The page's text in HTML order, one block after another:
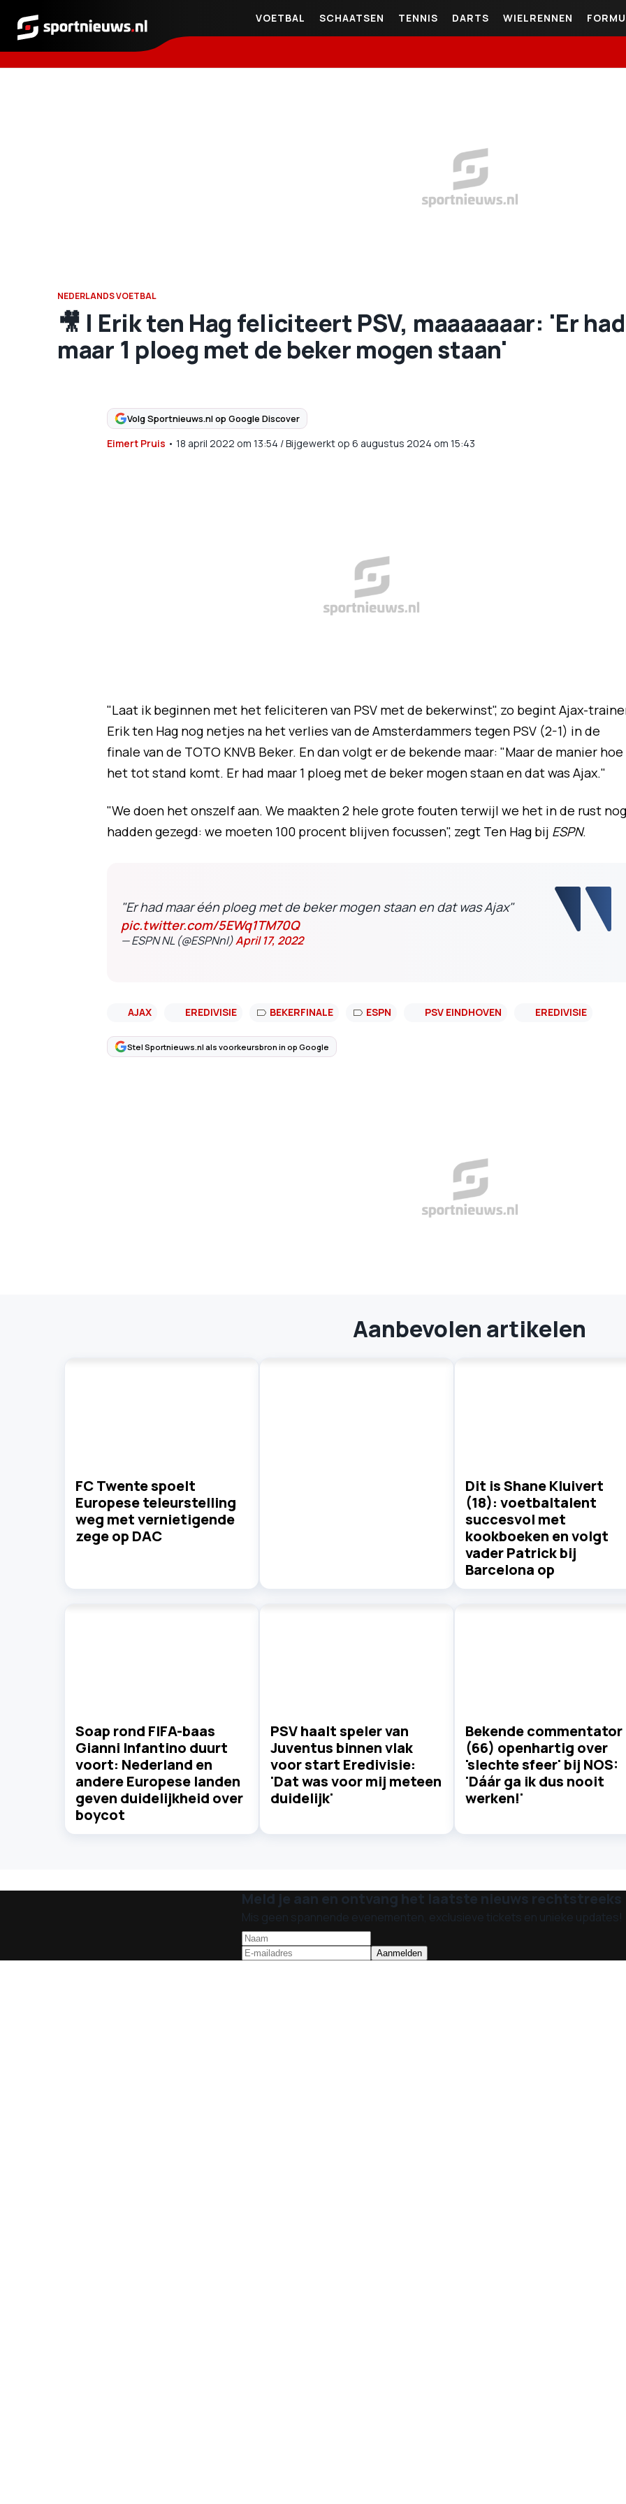
Sportnieuws.nl
VOETBAL SCHAATSEN TENNIS DARTS WIELRENNEN
NEDERLANDS VOETBAL
🎥 | Erik ten Hag feliciteert PSV, maaaaaaar: 'Er had
maar 1 ploeg met de beker mogen staan'
Volg Sportnieuws.nl op Google Discover
Eimert Pruis • 18 april 2022 om 13:54 /Bijgewerkt op 6 augustus 2024 om 15:43
"Laat ik beginnen met het feliciteren van PSV met de bekerwinst", zo begint Ajax-
Erik ten Hag nog netjes na het verlies van de Amsterdammers tegen PSV (2-1) in de
finale van de TOTO KNVB Beker. En dan volgt er de bekende maar: "Maar de manier hoe
het tot stand komt. Er had maar 1 ploeg met de beker mogen staan en dat was Ajax."
"We doen het onszelf aan. We maakten 2 hele grote fouten terwijl we het in de rust nog
hadden gezegd: we moeten 100 procent blijven focussen", zegt Ten Hag bij ESPN.
"Er had maar één ploeg met de beker mogen staan en dat was Ajax"
pic.twitter.com/5EWq1TM70Q
— ESPN NL (@ESPNnl)April 17, 2022
AJAX EREDIVISIE BEKERFINALE ESPN PSV EINDHOVEN EREDIVISIE
Stel Sportnieuws.nl als voorkeursbron in op Google
Aanbevolen artikelen
FC Twente spoelt
Europese teleurstelling
weg met vernietigende
zege op DAC
Dit is Shane Kluivert
(18): voetbaltalent
succesvol met
kookboeken en volgt
vader Patrick bij
Barcelona op
Soap rond FIFA-baas
Gianni Infantino duurt
voort: Nederland en
andere Europese landen
geven duidelijkheid over
boycot
PSV haalt speler van
Juventus binnen vlak
voor start Eredivisie:
'Dat was voor mij meteen
duidelijk'
Bekende commentator
(66) openhartig over
'slechte sfeer' bij NOS:
'Dáár ga ik dus nooit
werken!'
Meld je aan en ontvang het laatste nieuws rechtstreeks
Mis geen spannende evenementen, exclusieve tickets en unieke updates!